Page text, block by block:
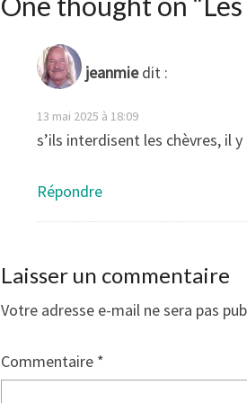
jeanmie dit :
13 mai 2025 à 18:09
s’ils interdisent les chèvres, il
Répondre
Laisser un commentaire
Votre adresse e-mail ne sera pas
Commentaire *